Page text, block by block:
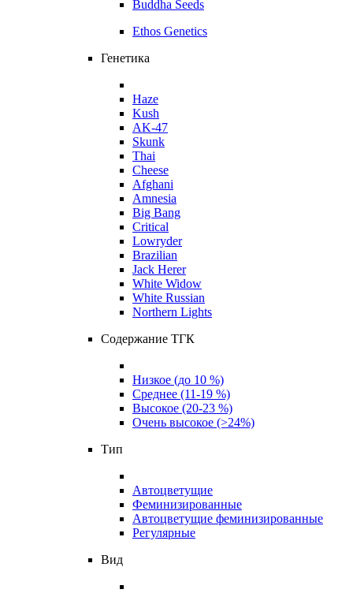
Buddha Seeds
Ethos Genetics
Генетика
Haze
Kush
AK-47
Skunk
Thai
Cheese
Afghani
Amnesia
Big Bang
Critical
Lowryder
Brazilian
Jack Herer
White Widow
White Russian
Northern Lights
Содержание ТГК
Низкое (до 10 %)
Среднее (11-19 %)
Высокое (20-23 %)
Очень высокое (>24%)
Тип
Автоцветущие
Феминизированные
Автоцветущие феминизированные
Регулярные
Вид